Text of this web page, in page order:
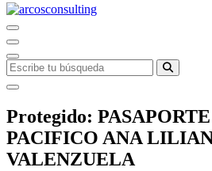
Protegido:
PACIFICO ANA
VALENZUELA